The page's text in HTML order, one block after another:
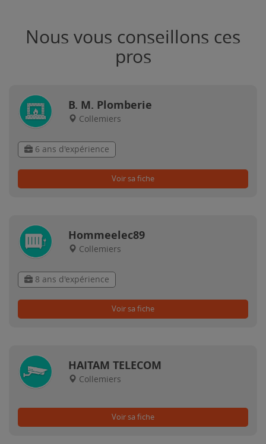
Nous vous conseillons ces
pros
B. M. Plomberie
Collemiers
6 ans d'expérience
Voir sa fiche
Hommeelec89
Collemiers
8 ans d'expérience
Voir sa fiche
HAITAM TELECOM
Collemiers
Voir sa fiche